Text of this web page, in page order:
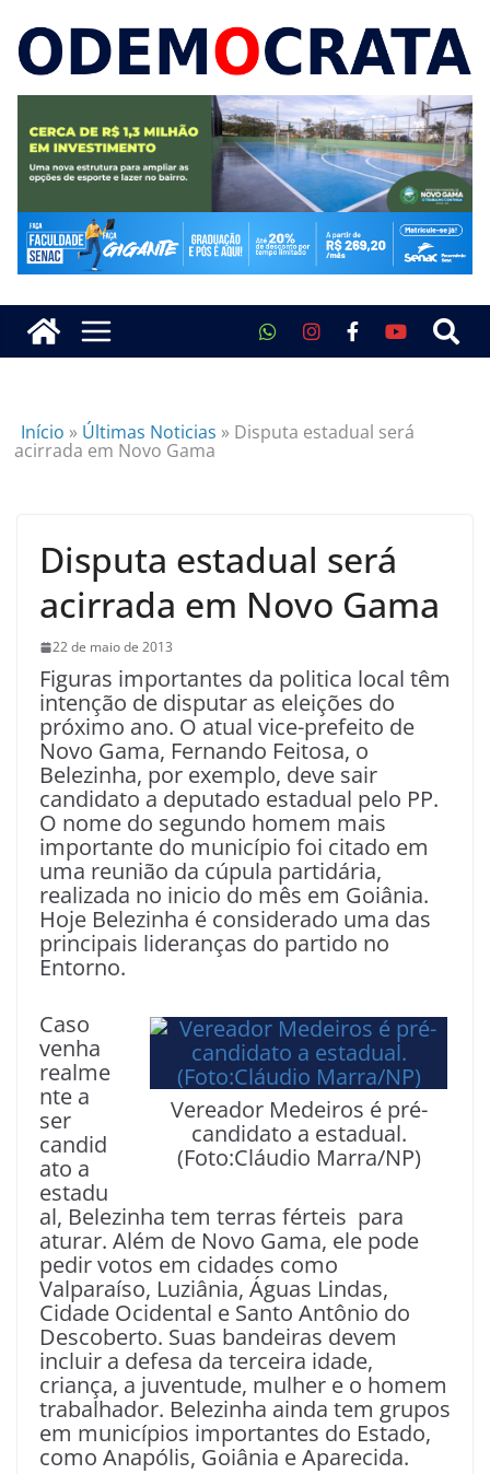
Início » Últimas Noticias » Disputa estadual será
acirrada em Novo Gama
Disputa estadual será
acirrada em Novo Gama
22 de maio de 2013
Figuras importantes da politica local têm
intenção de disputar as eleições do
próximo ano. O atual vice-prefeito de
Novo Gama, Fernando Feitosa, o
Belezinha, por exemplo, deve sair
candidato a deputado estadual pelo PP.
O nome do segundo homem mais
importante do município foi citado em
uma reunião da cúpula partidária,
realizada no inicio do mês em Goiânia.
Hoje Belezinha é considerado uma das
principais lideranças do partido no
Entorno.
Vereador Medeiros é pré-
candidato a estadual.
(Foto:Cláudio Marra/NP)
Caso
venha
realme
nte a
ser
candid
ato a
estadu
al, Belezinha tem terras férteis para
aturar. Além de Novo Gama, ele pode
pedir votos em cidades como
Valparaíso, Luziânia, Águas Lindas,
Cidade Ocidental e Santo Antônio do
Descoberto. Suas bandeiras devem
incluir a defesa da terceira idade,
criança, a juventude, mulher e o homem
trabalhador. Belezinha ainda tem grupos
em municípios importantes do Estado,
como Anapólis, Goiânia e Aparecida.